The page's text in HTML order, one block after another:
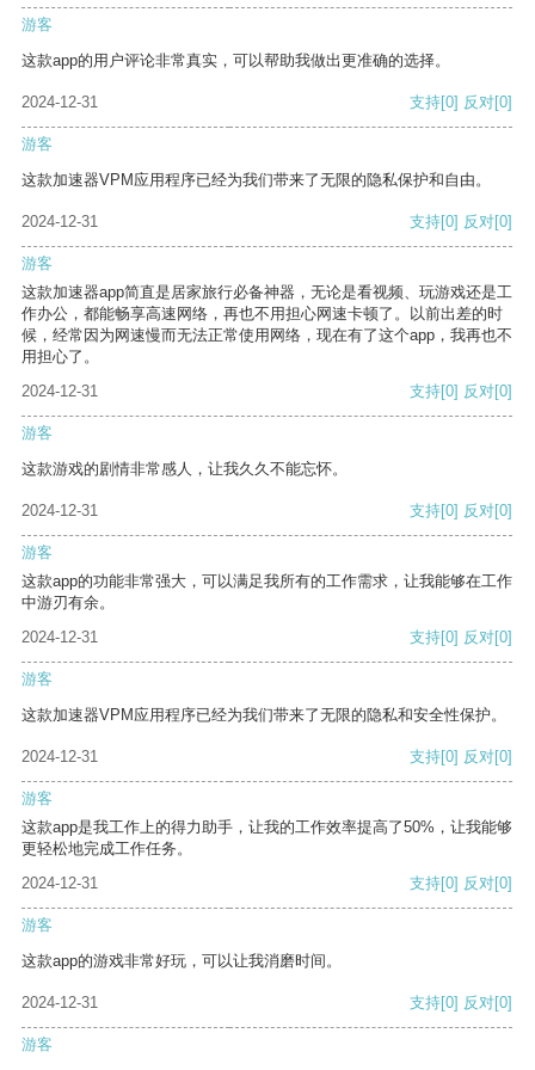
游客
这款app的用户评论非常真实，可以帮助我做出更准确的选择。
2024-12-31 支持[0] 反对[0]
游客
这款加速器VPM应用程序已经为我们带来了无限的隐私保护和自由。
2024-12-31 支持[0] 反对[0]
游客
这款加速器app简直是居家旅行必备神器，无论是看视频、玩游戏还是工
作办公，都能畅享高速网络，再也不用担心网速卡顿了。以前出差的时
候，经常因为网速慢而无法正常使用网络，现在有了这个app，我再也不
用担心了。
2024-12-31
支持[0] 反对[0]
游客
这款游戏的剧情非常感人，让我久久不能忘怀。
2024-12-31 支持[0] 反对[0]
游客
这款app的功能非常强大，可以满足我所有的工作需求，让我能够在工作
中游刃有余。
2024-12-31
支持[0] 反对[0]
游客
这款加速器VPM应用程序已经为我们带来了无限的隐私和安全性保护。
2024-12-31 支持[0] 反对[0]
游客
这款app是我工作上的得力助手，让我的工作效率提高了50%，让我能够
更轻松地完成工作任务。
2024-12-31
支持[0] 反对[0]
游客
这款app的游戏非常好玩，可以让我消磨时间。
2024-12-31 支持[0] 反对[0]
游客